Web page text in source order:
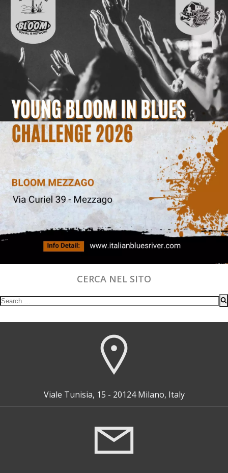
CERCA NEL SITO
Search
Viale Tunisia, 15 - 20124 Milano, Italy